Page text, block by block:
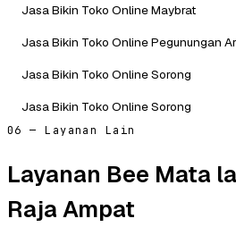
Jasa Bikin Toko Online Maybrat
Jasa Bikin Toko Online Pegunungan
Jasa Bikin Toko Online Sorong
Jasa Bikin Toko Online Sorong
06 — Layanan Lain
Layanan Bee Mata
Raja Ampat